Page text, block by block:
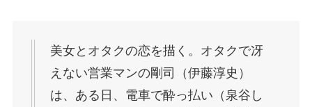
美女とオタクの恋を描く。オタクで冴
えない営業マンの剛司（伊藤淳史）
は、ある日、電車で酔っ払い（泉谷し